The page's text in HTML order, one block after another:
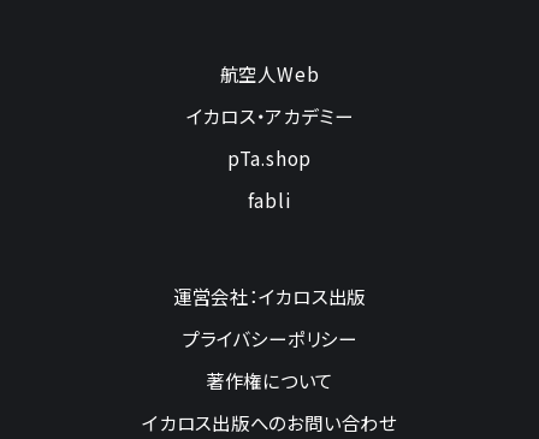
航空人Web
イカロス・アカデミー
pTa.shop
fabli
運営会社：イカロス出版
プライバシーポリシー
著作権について
イカロス出版へのお問い合わせ